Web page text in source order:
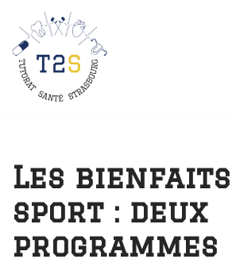
Aller
au
contenu
Les bienfaits
sport : deux
programmes